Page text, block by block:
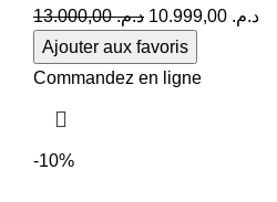
د.م.13.000,00
Le
prix
initial
د.م.Le
Ajouter aux favoris
Commandez en ligne
-10%